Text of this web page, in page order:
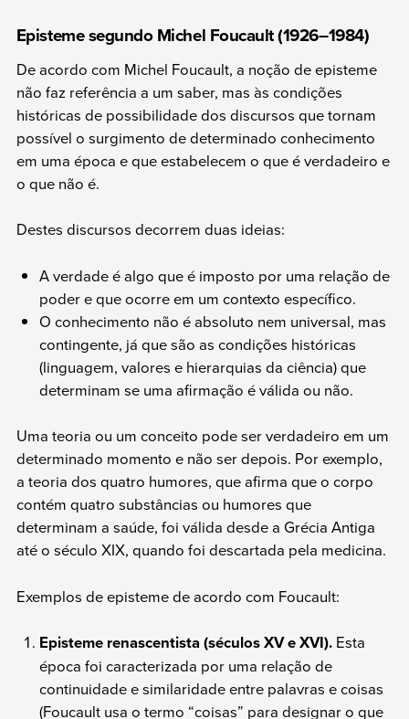
Episteme segundo Michel Foucault (1926–1984)
De acordo com Michel Foucault, a noção de episteme
não faz referência a um saber, mas às condições
históricas de possibilidade dos discursos que tornam
possível o surgimento de determinado conhecimento
em uma época e que estabelecem o que é verdadeiro e
o que não é.
Destes discursos decorrem duas ideias:
A verdade é algo que é imposto por uma relação de
poder e que ocorre em um contexto específico.
O conhecimento não é absoluto nem universal, mas
contingente, já que são as condições históricas
(linguagem, valores e hierarquias da ciência) que
determinam se uma afirmação é válida ou não.
Uma teoria ou um conceito pode ser verdadeiro em um
determinado momento e não ser depois. Por exemplo,
a teoria dos quatro humores, que afirma que o corpo
contém quatro substâncias ou humores que
determinam a saúde, foi válida desde a Grécia Antiga
até o século XIX, quando foi descartada pela medicina.
Exemplos de episteme de acordo com Foucault:
Episteme renascentista (séculos XV e XVI). Esta
época foi caracterizada por uma relação de
continuidade e similaridade entre palavras e coisas
(Foucault usa o termo “coisas” para designar o que